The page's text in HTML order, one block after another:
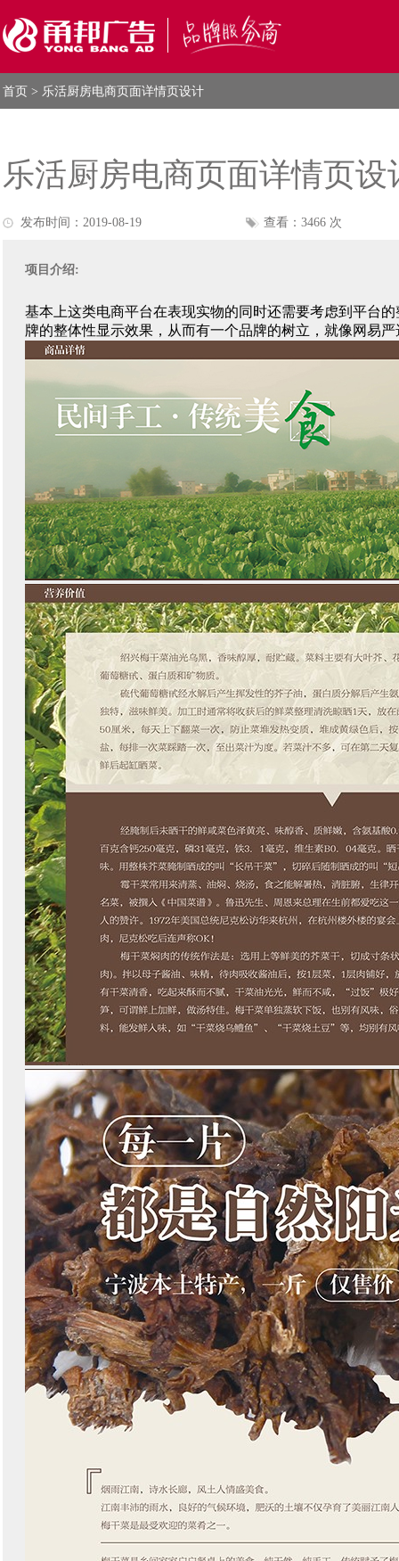
首页 > 乐活厨房电商页面详情页设计
乐活厨房电商页面详情页设
发布时间：2019-08-19 查看：3466 次
项目介绍:
基本上这类电商平台在表现实物的同时还需要考虑到平台
牌的整体性显示效果，从而有一个品牌的树立，就像网易